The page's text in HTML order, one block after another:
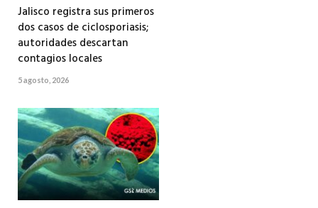
Jalisco registra sus primeros
dos casos de ciclosporiasis;
autoridades descartan
contagios locales
5 agosto, 2026